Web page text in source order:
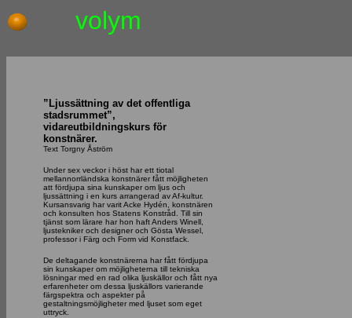
volym
”Ljussättning av det offentliga
stadsrummet”,
vidareutbildningskurs för
konstnärer.
Text Torgny Åström
Under sex veckor i höst har ett tiotal
mellannorrländska konstnärer fått möjligheten
att fördjupa sina kunskaper om ljus och
ljussättning i en kurs arrangerad av Af-kultur.
Kursansvarig har varit Acke Hydén, konstnären
och konsulten hos Statens Konstråd. Till sin
tjänst som lärare har hon haft Anders Winell,
ljustekniker och designer och Gösta Wessel,
professor i Färg och Form vid Konstfack.
De deltagande konstnärerna har fått fördjupa
sin kunskaper om möjligheterna till tekniska
lösningar med en rad olika ljuskällor och fått nya
erfarenheter om dessa ljuskällors varierande
färgspektra och aspekter på
gestaltningsmöjligheter med ljuset som eget
uttryck.